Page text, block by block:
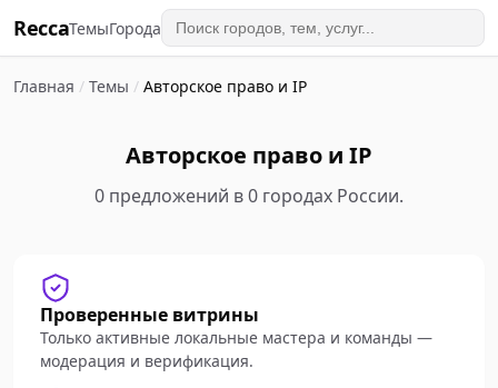
ReccaТемыГорода
Главная / Темы / Авторское право и IP
Авторское право и IP
0 предложений в 0 городах России.
Проверенные витрины
Только активные локальные мастера и команды —
модерация и верификация.